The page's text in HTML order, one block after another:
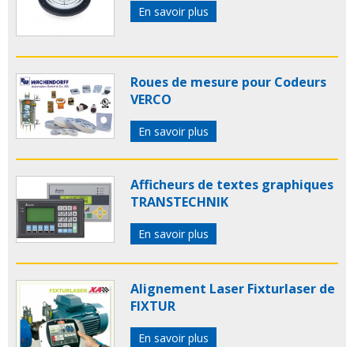
En savoir plus
Roues de mesure pour Codeurs
VERCO
En savoir plus
Afficheurs de textes graphiques
TRANSTECHNIK
En savoir plus
Alignement Laser Fixturlaser de
FIXTUR
En savoir plus